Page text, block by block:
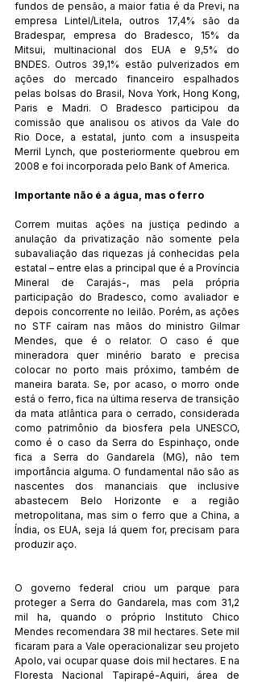
fundos de pensão, a maior fatia é da Previ, na
empresa Lintel/Litela, outros 17,4% são da
Bradespar, empresa do Bradesco, 15% da
Mitsui, multinacional dos EUA e 9,5% do
BNDES. Outros 39,1% estão pulverizados em
ações do mercado financeiro espalhados
pelas bolsas do Brasil, Nova York, Hong Kong,
Paris e Madri. O Bradesco participou da
comissão que analisou os ativos da Vale do
Rio Doce, a estatal, junto com a insuspeita
Merril Lynch, que posteriormente quebrou em
2008 e foi incorporada pelo Bank of America.
Importante não é a água, mas o ferro
Correm muitas ações na justiça pedindo a
anulação da privatização não somente pela
subavaliação das riquezas já conhecidas pela
estatal – entre elas a principal que é a Província
Mineral de Carajás-, mas pela própria
participação do Bradesco, como avaliador e
depois concorrente no leilão. Porém, as ações
no STF caíram nas mãos do ministro Gilmar
Mendes, que é o relator. O caso é que
mineradora quer minério barato e precisa
colocar no porto mais próximo, também de
maneira barata. Se, por acaso, o morro onde
está o ferro, fica na última reserva de transição
da mata atlântica para o cerrado, considerada
como patrimônio da biosfera pela UNESCO,
como é o caso da Serra do Espinhaço, onde
fica a Serra do Gandarela (MG), não tem
importância alguma. O fundamental não são as
nascentes dos mananciais que inclusive
abastecem Belo Horizonte e a região
metropolitana, mas sim o ferro que a China, a
Índia, os EUA, seja lá quem for, precisam para
produzir aço.
O governo federal criou um parque para
proteger a Serra do Gandarela, mas com 31,2
mil ha, quando o próprio Instituto Chico
Mendes recomendara 38 mil hectares. Sete mil
ficaram para a Vale operacionalizar seu projeto
Apolo, vai ocupar quase dois mil hectares. E na
Floresta Nacional Tapirapé-Aquiri, área de